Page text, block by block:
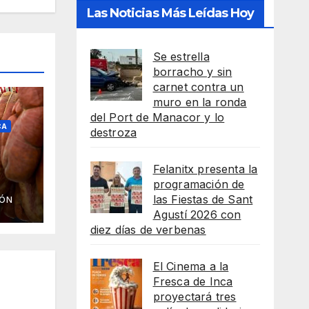
Las Noticias Más Leídas Hoy
Se estrella
borracho y sin
carnet contra un
muro en la ronda
del Port de Manacor y lo
destroza
Felanitx presenta la
programación de
las Fiestas de Sant
Agustí 2026 con
diez días de verbenas
El Cinema a la
Fresca de Inca
proyectará tres